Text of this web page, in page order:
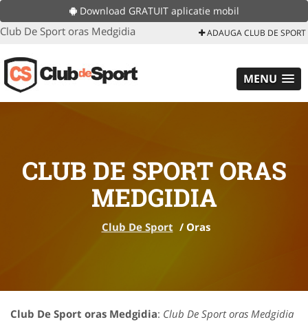
Download GRATUIT aplicatie mobil
Club De Sport oras Medgidia ADAUGA CLUB DE SPORT
MENU
CLUB DE SPORT ORAS
MEDGIDIA
Club De Sport / Oras
Club De Sport oras Medgidia: Club De Sport oras Medgidia